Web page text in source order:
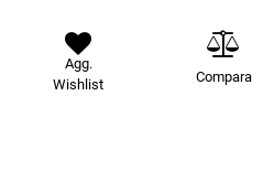
Agg.
Wishlist
Compara